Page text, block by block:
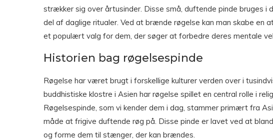
strækker sig over årtusinder. Disse små, duftende pinde bruges i
del af daglige ritualer. Ved at brænde røgelse kan man skabe en
et populært valg for dem, der søger at forbedre deres mentale
Historien bag røgelsespinde
Røgelse har været brugt i forskellige kulturer verden over i
buddhistiske klostre i Asien har røgelse spillet en central rolle i
Røgelsespinde, som vi kender dem i dag, stammer primært fra
måde at frigive duftende røg på. Disse pinde er lavet ved at
og forme dem til stænger, der kan brændes.